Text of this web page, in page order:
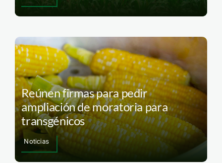
Reúnen firmas para pedir
ampliación de moratoria para
transgénicos
Noticias